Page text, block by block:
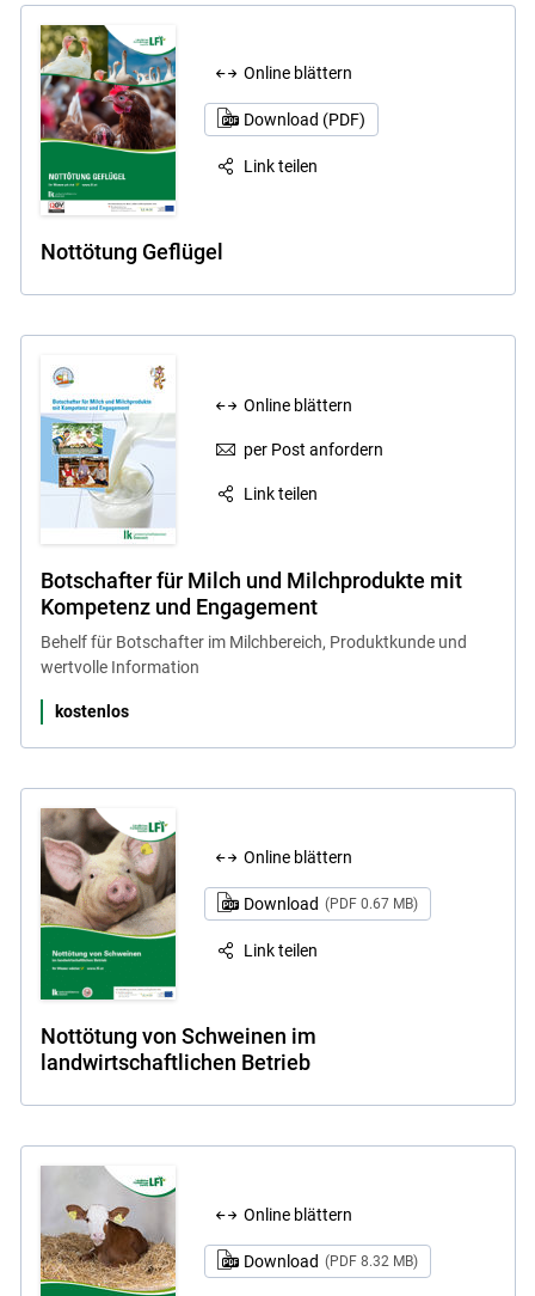
Online blättern
Download (PDF)
Link teilen
Nottötung Geflügel
Online blättern
per Post anfordern
Link teilen
Botschafter für Milch und Milchprodukte mit
Kompetenz und Engagement
Behelf für Botschafter im Milchbereich, Produktkunde und
wertvolle Information
kostenlos
Online blättern
Download (PDF 0.67 MB)
Link teilen
Nottötung von Schweinen im
landwirtschaftlichen Betrieb
Online blättern
Download (PDF 8.32 MB)